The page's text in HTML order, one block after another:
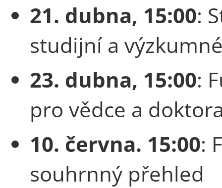
21. dubna, 15:00:
studijní a
23. dubna, 15:00:
pro vědce a
10. června. 15:00:
souhrnný přehled